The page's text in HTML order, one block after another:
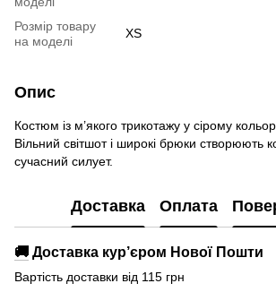
Розмір товару
на моделі
XS
Опис
Костюм із м’якого трикотажу у сірому
Вільний світшот і широкі брюки створюють
сучасний силует.
Доставка Оплата
🚚 Доставка кур’єром Нової Пошти
Вартість доставки від 115 грн